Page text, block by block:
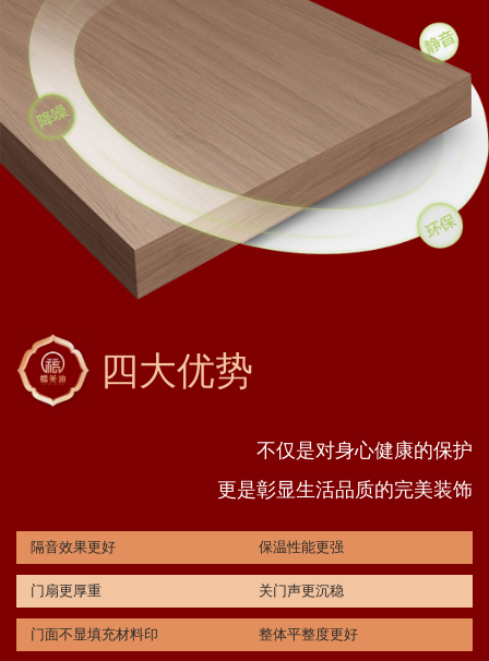
四大优势
不仅是对身心健康的保护
更是彰显生活品质的完美装饰
隔音效果更好 保温性能更强
门扇更厚重 关门声更沉稳
门面不显填充材料印 整体平整度更好